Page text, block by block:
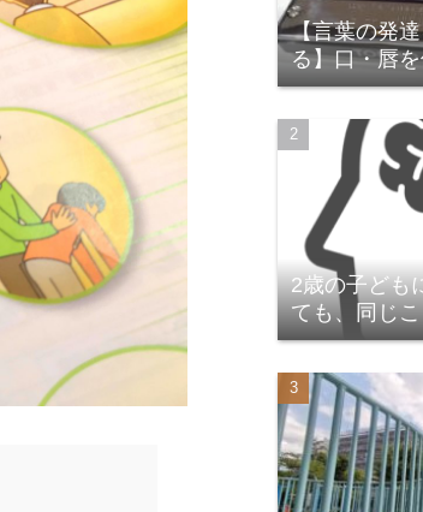
【言葉の発
る】口・唇
2歳の子ども
ても、同じ
故？